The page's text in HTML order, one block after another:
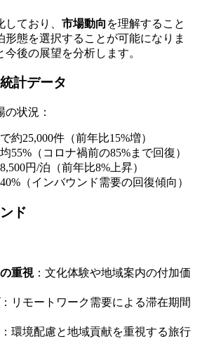
ており、 市場動向 を理解すること
形態を選択することが可能になりま
後の展望を分析します。
計データ
の状況：
約25,000件（前年比15%増）
55%（コロナ禍前の85%まで回復）
8,500円/泊（前年比8%上昇）
40%（インバウンド需要の回復傾向）
ド
重視：文化体験や地域案内の付加価
：リモートワーク需要による滞在期間
：環境配慮と地域貢献を重視する旅行